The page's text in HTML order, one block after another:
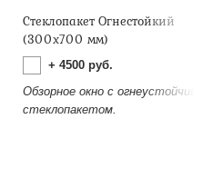
Стеклопакет Огнестойкий
(300х700 мм)
+ 4500 руб.
Обзорное окно с
стеклопакетом.